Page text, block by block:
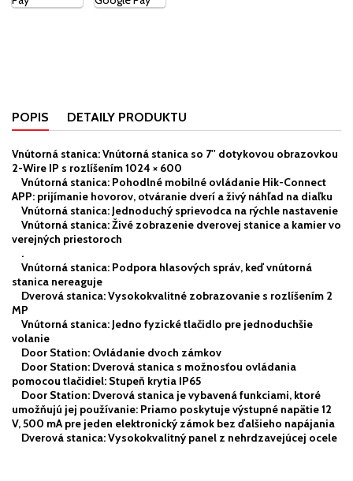
POPIS DETAILY PRODUKTU
Vnútorná stanica: Vnútorná stanica so 7'' dotykovou obrazovkou
2-Wire IP s rozlíšením 1024 × 600
Vnútorná stanica: Pohodlné mobilné ovládanie Hik-Connect
APP: prijímanie hovorov, otváranie dverí a živý náhľad na diaľku
Vnútorná stanica: Jednoduchý sprievodca na rýchle nastavenie
Vnútorná stanica: Živé zobrazenie dverovej stanice a kamier vo
verejných priestoroch
.
Vnútorná stanica: Podpora hlasových správ, keď vnútorná
stanica nereaguje
Dverová stanica: Vysokokvalitné zobrazovanie s rozlíšením 2
MP
Vnútorná stanica: Jedno fyzické tlačidlo pre jednoduchšie
volanie
Door Station: Ovládanie dvoch zámkov
Door Station: Dverová stanica s možnosťou ovládania
pomocou tlačidiel: Stupeň krytia IP65
Door Station: Dverová stanica je vybavená funkciami, ktoré
umožňujú jej používanie: Priamo poskytuje výstupné napätie 12
V, 500 mA pre jeden elektronický zámok bez ďalšieho napájania
Dverová stanica: Vysokokvalitný panel z nehrdzavejúcej ocele